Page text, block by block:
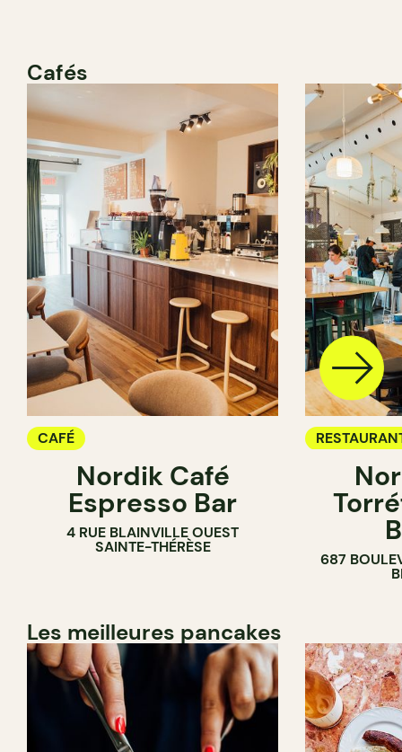
Cafés
CAFÉ
Nordik Café
Espresso Bar
4 RUE BLAINVILLE OUEST
SAINTE-THÉRÈSE
687
Les meilleures pancakes